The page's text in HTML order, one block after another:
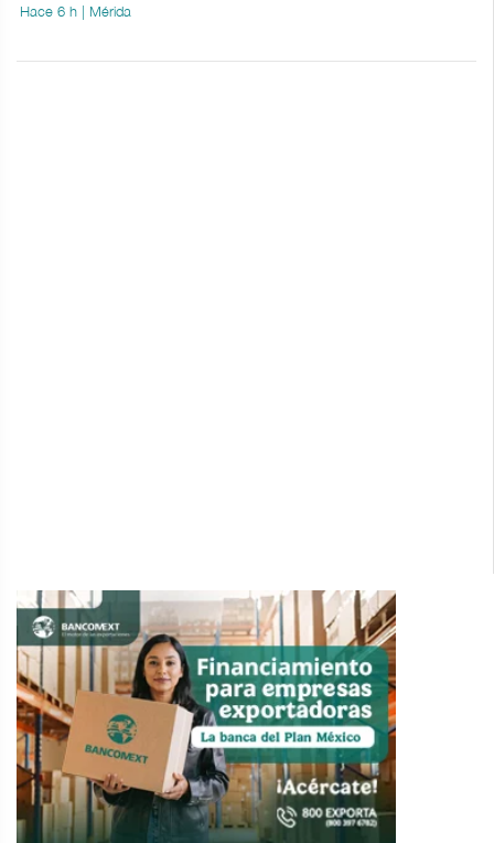
Hace 6 h | Mérida